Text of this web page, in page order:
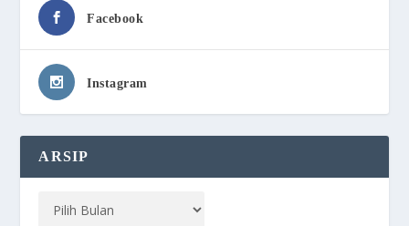
Facebook
Instagram
ARSIP